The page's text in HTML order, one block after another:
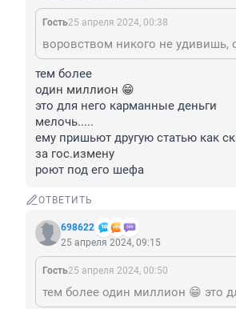
Гость25 апреля 2024, 00:38
тем более
один миллион 😁
это для него карманные деньги
мелочь.....
ему пришьют другую статью как
за гос.измену
роют под его шефа
ОТВЕТИТЬ
698622
25 апреля 2024, 09:15
Гость25 апреля 2024, 00:50